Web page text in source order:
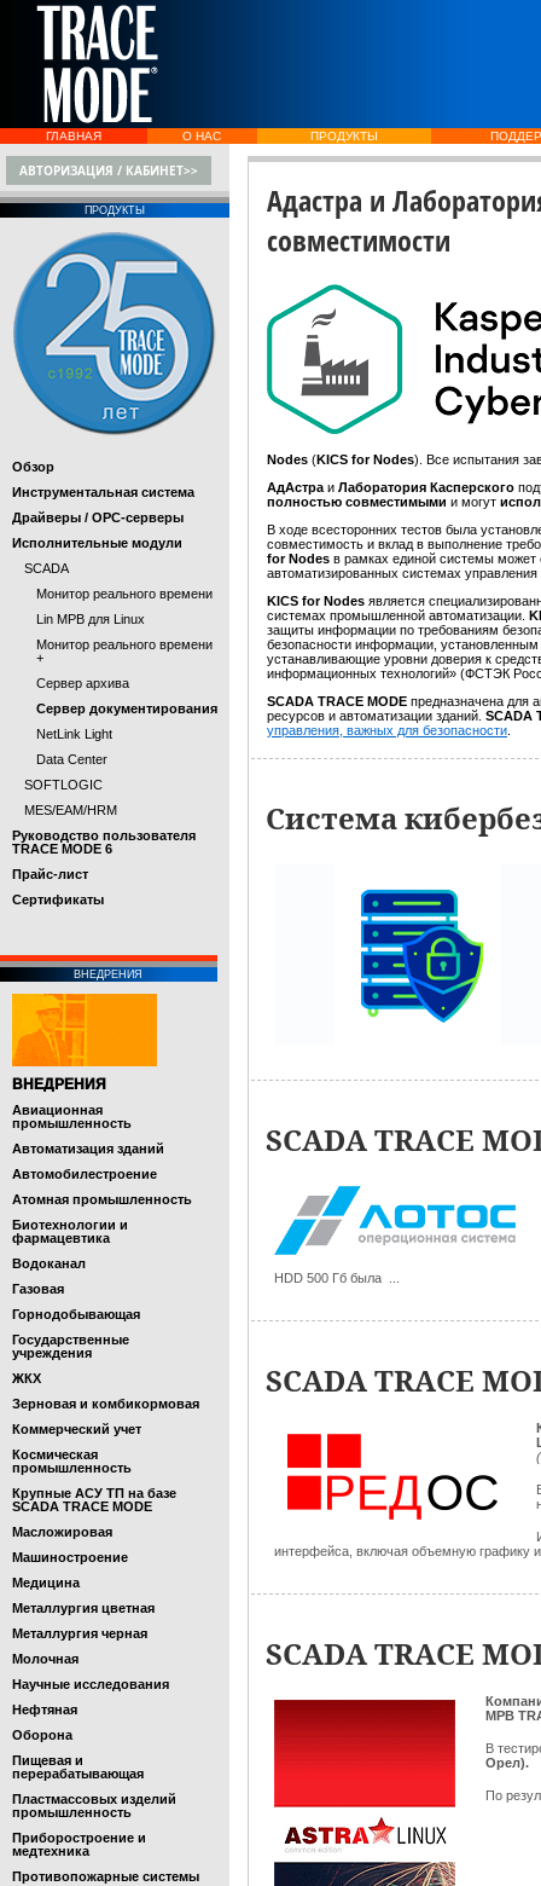
ГЛАВНАЯ О НАС ПРОДУКТЫ
АВТОРИЗАЦИЯ / КАБИНЕТ>>
ПРОДУКТЫ
Обзор
Инструментальная система
Драйверы / OPC-серверы
Исполнительные модули
SCADA
Монитор реального времени
Lin МРВ для Linux
Монитор реального времени
+
Сервер архива
Сервер документирования
NetLink Light
Data Center
SOFTLOGIC
MES/EAM/HRM
Руководство пользователя
TRACE MODE 6
Прайс-лист
Cертификаты
ВНЕДРЕНИЯ
ВНЕДРЕНИЯ
Авиационная
промышленность
Автоматизация зданий
Автомобилестроение
Атомная промышленность
Биотехнологии и
фармацевтика
Водоканал
Газовая
Горнодобывающая
Государственные
учреждения
ЖКХ
Зерновая и комбикормовая
Коммерческий учет
Космическая
промышленность
Крупные АСУ ТП на базе
SCADA TRACE MODE
Масложировая
Машиностроение
Медицина
Металлургия цветная
Металлургия черная
Молочная
Научные исследования
Нефтяная
Оборона
Пищевая и
перерабатывающая
Пластмассовых изделий
промышленность
Приборостроение и
медтехника
Противопожарные системы
Адастра и
совместимости
Nodes (KICS for Nodes). Все испытания
АдАстра и Лаборатория Касперского
полностью совместимыми и могут
В ходе всесторонних тестов была
совместимость и вклад в выполнение
for Nodes в рамках единой системы может
автоматизированных системах
KICS for Nodes является
системах промышленной автоматизации.
защиты информации по требованиям
безопасности информации,
устанавливающие уровни доверия к
информационных технологий» (ФСТЭК
SCADA TRACE MODE предназначена для
ресурсов и автоматизации зданий. SCADA
управления, важных для безопасности
Система
SCADA TRACE
HDD 500 Гб была ...
SCADA TRACE
интерфейса, включая объемную графику
SCADA TRACE
МРВ
В
Орел).
По